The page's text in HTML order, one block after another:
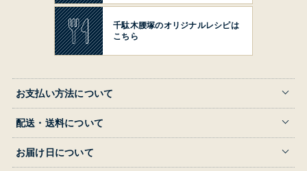
千駄木腰塚のオリジナルレシピは
こちら
お支払い方法について
配送・送料について
お届け日について